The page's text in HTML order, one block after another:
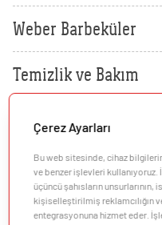
Ranch
Kömürlü Barbekü
Weber Crafted
Kılıflar
Ekipmanlar
Akıllı Cihazlar
Tüm Aksesuarları
Yemek Tarifleri
Mağaza Bulucu
Weber Barbeküler
Temizlik ve Bakım
Güvenlik
Garanti
Çerez Ayarları
Bu web sitesinde, cihaz
ve benzer işlevleri
üçüncü şahısların
kişiselleştirilmiş reklamcılığın
entegrasyonuna hizmet eder.